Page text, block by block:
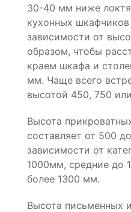
30-40 мм ниже
кухонных
зависимости от
образом, чтобы
краем шкафа и
мм. Чаще всего
высотой 450, 750
Высота
составляет от 500
зависимости от
1000мм, средние до
более 1300 мм.
Высота письменных